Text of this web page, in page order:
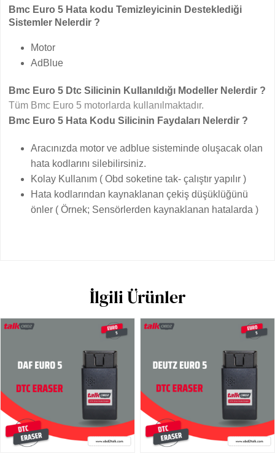
Bmc Euro 5 Hata kodu Temizleyicinin Desteklediği
Sistemler Nelerdir ?
Motor
AdBlue
Bmc Euro 5 Dtc Silicinin Kullanıldığı Modeller Nelerdir ?
Tüm Bmc Euro 5 motorlarda kullanılmaktadır.
Bmc Euro 5 Hata Kodu Silicinin Faydaları Nelerdir ?
Aracınızda motor ve adblue sisteminde oluşacak olan
hata kodlarını silebilirsiniz.
Kolay Kullanım ( Obd soketine tak- çalıştır yapılır )
Hata kodlarından kaynaklanan çekiş düşüklüğünü
önler ( Örnek; Sensörlerden kaynaklanan hatalarda )
İlgili Ürünler